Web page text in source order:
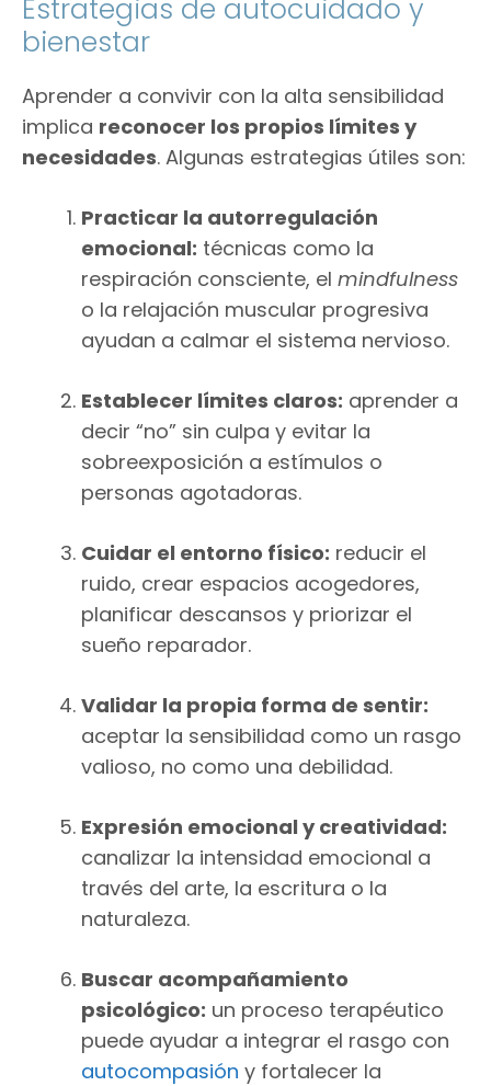
Estrategias de autocuidado y
bienestar
Aprender a convivir con la alta sensibilidad
implica reconocer los propios límites y
necesidades. Algunas estrategias útiles son:
Practicar la autorregulación
emocional: técnicas como la
respiración consciente, el mindfulness
o la relajación muscular progresiva
ayudan a calmar el sistema nervioso.
Establecer límites claros: aprender a
decir “no” sin culpa y evitar la
sobreexposición a estímulos o
personas agotadoras.
Cuidar el entorno físico: reducir el
ruido, crear espacios acogedores,
planificar descansos y priorizar el
sueño reparador.
Validar la propia forma de sentir:
aceptar la sensibilidad como un rasgo
valioso, no como una debilidad.
Expresión emocional y creatividad:
canalizar la intensidad emocional a
través del arte, la escritura o la
naturaleza.
Buscar acompañamiento
psicológico: un proceso terapéutico
puede ayudar a integrar el rasgo con
autocompasión y fortalecer la